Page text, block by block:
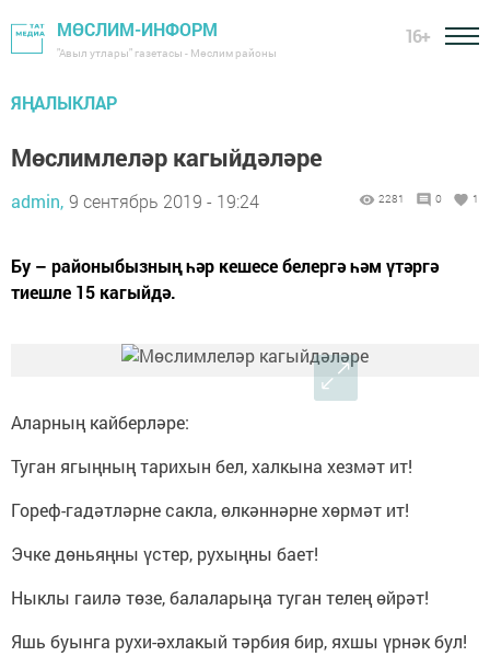
МӨСЛИМ-ИНФОРМ
"Авыл утлары" газетасы - Мөслим районы
16+
ЯҢАЛЫКЛАР
Мөслимлеләр кагыйдәләре
admin, 9 сентябрь 2019 - 19:24 2281 0 1
Бу – районыбызның һәр кешесе белергә һәм үтәргә
тиешле 15 кагыйдә.
Аларның кайберләре:
Туган ягыңның тарихын бел, халкына хезмәт ит!
Гореф-гадәтләрне сакла, өлкәннәрне хөрмәт ит!
Эчке дөньяңны үстер, рухыңны бает!
Ныклы гаилә төзе, балаларыңа туган телең өйрәт!
Яшь буынга рухи-әхлакый тәрбия бир, яхшы үрнәк бул!